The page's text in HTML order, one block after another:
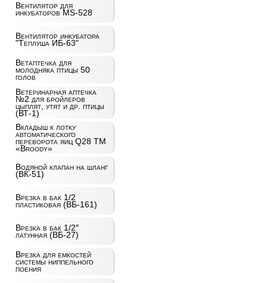
Вентилятор для
инкубаторов MS-528
Вентилятор инкубатора
"Теплуша ИБ-63"
Ветаптечка для
молодняка птицы 50
голов
Ветеринарная аптечка
№2 для бройлеров
цыплят, утят и др. птицы
(ВТ-1)
Вкладыш к лотку
автоматического
переворота яиц Q28 ТМ
«Broody»
Водяной клапан на шланг
(ВК-51)
Врезка в бак 1/2
пластиковая (ВБ-161)
Врезка в бак 1/2″
латунная (ВБ-27)
Врезка для емкостей
системы ниппельного
поения